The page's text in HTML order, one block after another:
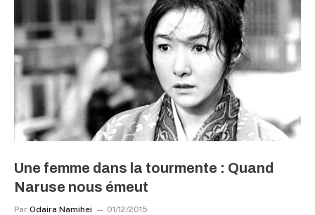
Une femme dans la tourmente : Quand
Naruse nous émeut
Par Odaira Namihei 01/12/2015